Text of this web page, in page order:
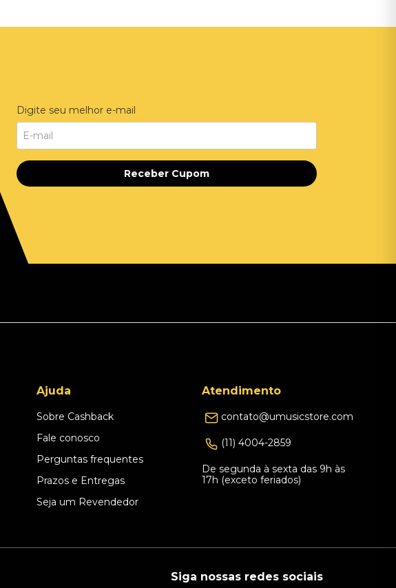
Digite seu melhor e-mail
Receber Cupom
Ajuda
Sobre Cashback
Fale conosco
Perguntas frequentes
Prazos e Entregas
Seja um Revendedor
Atendimento
contato@umusicstore.com
(11) 4004-2859
De segunda à sexta das 9h às
17h (exceto feriados)
Siga nossas redes sociais